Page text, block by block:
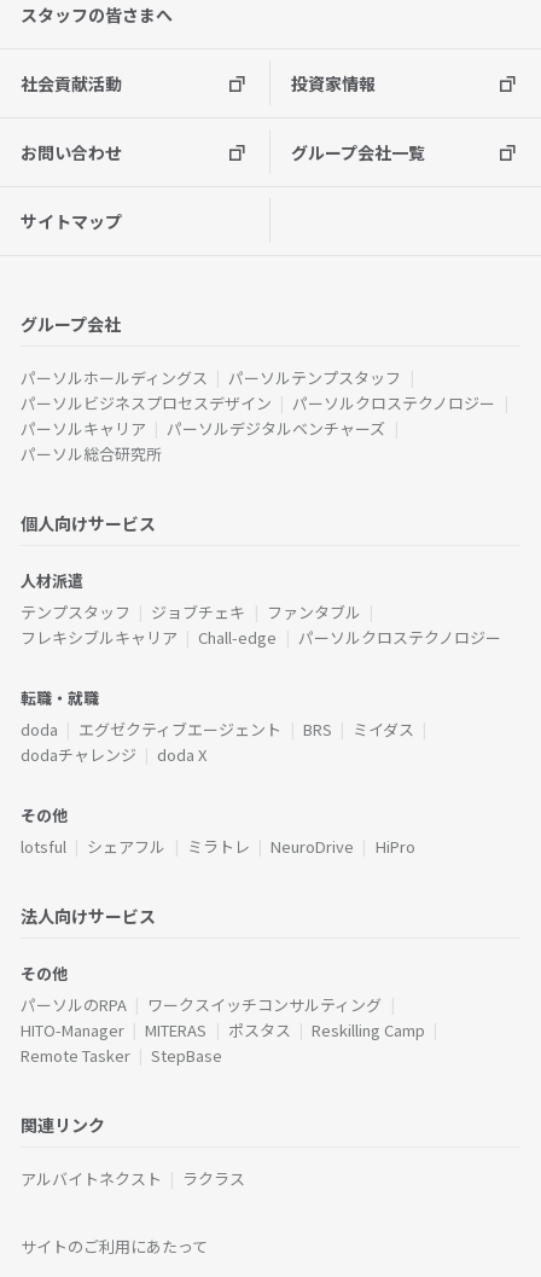
スタッフの皆さまへ
社会貢献活動 投資家情報
お問い合わせ グループ会社一覧
サイトマップ
グループ会社
パーソルホールディングス
パーソルテンプスタッフ
パーソルビジネスプロセスデザイン
パーソルクロステクノロジー
パーソルキャリア
パーソルデジタルベンチャーズ
パーソル総合研究所
個人向けサービス
人材派遣
テンプスタッフ
ジョブチェキ
ファンタブル
フレキシブルキャリア
Chall-edge パーソルクロステクノロジー
転職・就職
doda
エグゼクティブエージェント BRS
ミイダス
dodaチャレンジ
doda X
その他
lotsful
シェアフル ミラトレ NeuroDrive HiPro
法人向けサービス
その他
パーソルのRPA
ワークスイッチコンサルティング
HITO-Manager
MITERAS ポスタス
Reskilling Camp
Remote Tasker
StepBase
関連リンク
アルバイトネクスト ラクラス
サイトのご利用にあたって